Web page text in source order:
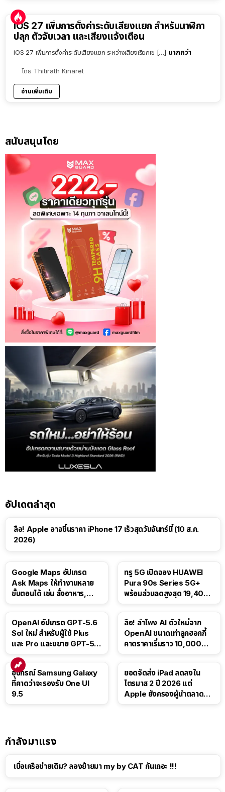
iOS 27 เพิ่มการตั้งค่าระดับเสียงแยก สำหรับนาฬิกา
ปลุก ตัวจับเวลา และเสียงแจ้งเตือน
iOS 27 เพิ่มการตั้งค่าระดับเสียงแยก ระหว่างเสียงเรียกเข […] มากกว่า
โดย Thitirath Kinaret
อ่านเพิ่มเติม
สนับสนุนโดย
อัปเดตล่าสุด
ลือ! Apple อาจขึ้นราคา iPhone 17 เร็วสุดวันจันทร์นี้ (10 ส.ค.
2026)
Google Maps อัปเกรด
Ask Maps ให้ทำงานหลาย
ขั้นตอนได้ เช่น สั่งอาหาร,
ทรู 5G เปิดจอง HUAWEI
Pura 90s Series 5G+
พร้อมส่วนลดสูงสุด 19,400
OpenAI อัปเกรด GPT-5.6
Sol ใหม่ สำหรับผู้ใช้ Plus
และ Pro และขยาย GPT-5.6
ลือ! ลำโพง AI ตัวใหม่จาก
OpenAI ขนาดเท่าลูกฮอกกี้
คาดราคาเริ่มราว 10,000
อุปกรณ์ Samsung Galaxy
ที่คาดว่าจะรองรับ One UI
9.5
ยอดจัดส่ง iPad ลดลงใน
ไตรมาส 2 ปี 2026 แต่
Apple ยังครองผู้นำตลาด
กำลังมาแรง
เบื่อเครือข่ายเดิม? ลองย้ายมา my by CAT กันเถอะ !!!